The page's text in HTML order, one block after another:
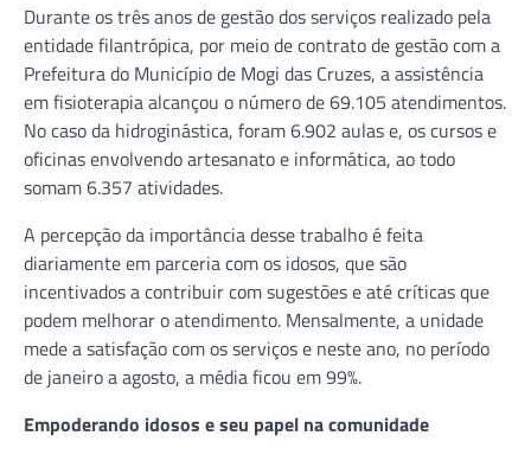
Durante os três anos de gestão dos serviços realizado pela
entidade filantrópica, por meio de contrato de gestão com a
Prefeitura do Município de Mogi das Cruzes, a assistência
em fisioterapia alcançou o número de 69.105 atendimentos.
No caso da hidroginástica, foram 6.902 aulas e, os cursos e
oficinas envolvendo artesanato e informática, ao todo
somam 6.357 atividades.
A percepção da importância desse trabalho é feita
diariamente em parceria com os idosos, que são
incentivados a contribuir com sugestões e até críticas que
podem melhorar o atendimento. Mensalmente, a unidade
mede a satisfação com os serviços e neste ano, no período
de janeiro a agosto, a média ficou em 99%.
Empoderando idosos e seu papel na comunidade